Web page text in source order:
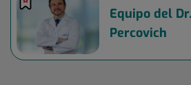
Equipo del
Percovich